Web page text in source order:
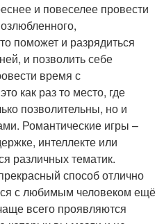
и повеселее провести
поможет и разрядиться
и позволить себе
время с
как раз то место, где
позволительны, но и
Романтические игры –
интеллекте или
различных тематик.
способ отлично
с любимым человеком ещё
всего проявляются